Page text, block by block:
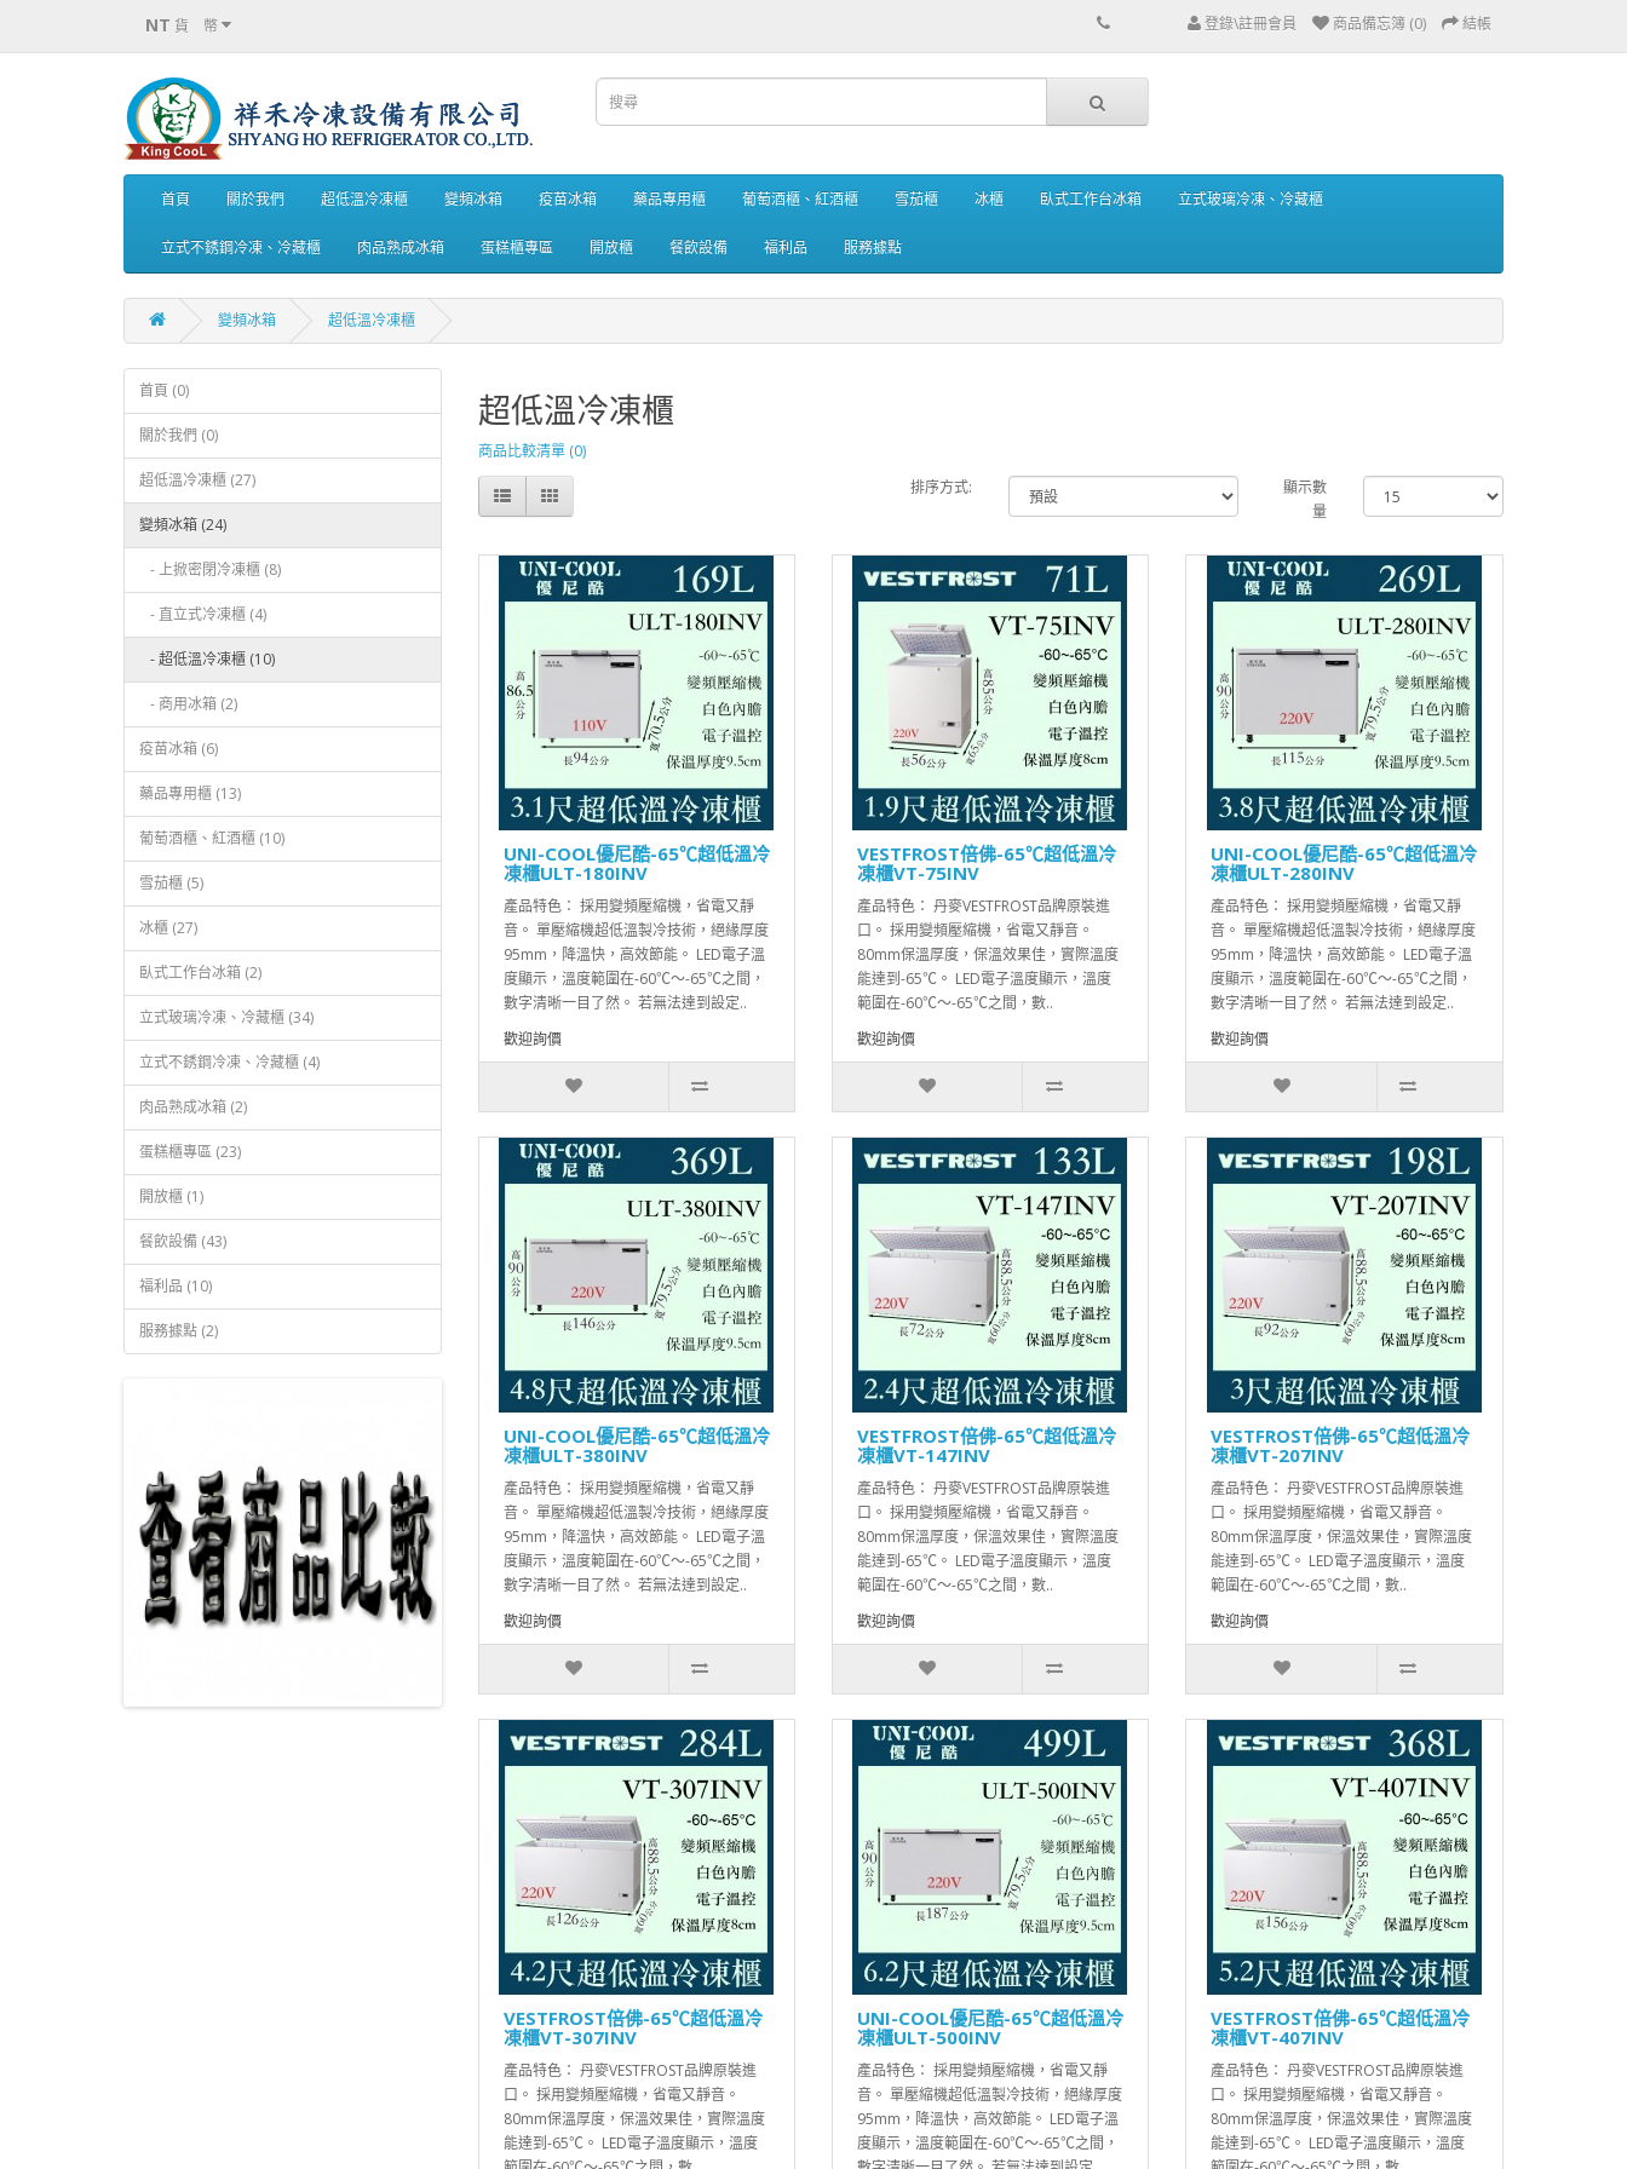
NT 貨 幣 登錄\註冊會員 商品備忘簿 (0) 結帳
首頁 關於我們 超低溫冷凍櫃 變頻冰箱 疫苗冰箱 藥品專用櫃 葡萄酒櫃、紅酒櫃 雪茄櫃 冰櫃 臥式工作台冰箱 立式玻璃冷凍、冷藏櫃
立式不銹鋼冷凍、冷藏櫃 肉品熟成冰箱 蛋糕櫃專區 開放櫃 餐飲設備 福利品 服務據點
變頻冰箱 超低溫冷凍櫃
首頁 (0)
關於我們 (0)
超低溫冷凍櫃 (27)
變頻冰箱 (24)
- 上掀密閉冷凍櫃 (8)
- 直立式冷凍櫃 (4)
- 超低溫冷凍櫃 (10)
- 商用冰箱 (2)
疫苗冰箱 (6)
藥品專用櫃 (13)
葡萄酒櫃、紅酒櫃 (10)
雪茄櫃 (5)
冰櫃 (27)
臥式工作台冰箱 (2)
立式玻璃冷凍、冷藏櫃 (34)
立式不銹鋼冷凍、冷藏櫃 (4)
肉品熟成冰箱 (2)
蛋糕櫃專區 (23)
開放櫃 (1)
餐飲設備 (43)
福利品 (10)
服務據點 (2)
超低溫冷凍櫃
商品比較清單 (0)
排序方式:
顯示數
量
UNI-COOL優尼酷-65℃超低溫冷
凍櫃ULT-180INV
產品特色： 採用變頻壓縮機，省電又靜
音。 單壓縮機超低溫製冷技術，絕緣厚度
95mm，降溫快，高效節能。 LED電子溫
度顯示，溫度範圍在-60℃～-65℃之間，
數字清晰一目了然。 若無法達到設定..
歡迎詢價
VESTFROST倍佛-65℃超低溫冷
凍櫃VT-75INV
產品特色： 丹麥VESTFROST品牌原裝進
口。 採用變頻壓縮機，省電又靜音。
80mm保溫厚度，保溫效果佳，實際溫度
能達到-65℃。 LED電子溫度顯示，溫度
範圍在-60℃～-65℃之間，數..
歡迎詢價
UNI-COOL優尼酷-65℃超低溫冷
凍櫃ULT-280INV
產品特色： 採用變頻壓縮機，省電又靜
音。 單壓縮機超低溫製冷技術，絕緣厚度
95mm，降溫快，高效節能。 LED電子溫
度顯示，溫度範圍在-60℃～-65℃之間，
數字清晰一目了然。 若無法達到設定..
歡迎詢價
UNI-COOL優尼酷-65℃超低溫冷
凍櫃ULT-380INV
產品特色： 採用變頻壓縮機，省電又靜
音。 單壓縮機超低溫製冷技術，絕緣厚度
95mm，降溫快，高效節能。 LED電子溫
度顯示，溫度範圍在-60℃～-65℃之間，
數字清晰一目了然。 若無法達到設定..
歡迎詢價
VESTFROST倍佛-65℃超低溫冷
凍櫃VT-147INV
產品特色： 丹麥VESTFROST品牌原裝進
口。 採用變頻壓縮機，省電又靜音。
80mm保溫厚度，保溫效果佳，實際溫度
能達到-65℃。 LED電子溫度顯示，溫度
範圍在-60℃～-65℃之間，數..
歡迎詢價
VESTFROST倍佛-65℃超低溫冷
凍櫃VT-207INV
產品特色： 丹麥VESTFROST品牌原裝進
口。 採用變頻壓縮機，省電又靜音。
80mm保溫厚度，保溫效果佳，實際溫度
能達到-65℃。 LED電子溫度顯示，溫度
範圍在-60℃～-65℃之間，數..
歡迎詢價
VESTFROST倍佛-65℃超低溫冷
凍櫃VT-307INV
產品特色： 丹麥VESTFROST品牌原裝進
口。 採用變頻壓縮機，省電又靜音。
80mm保溫厚度，保溫效果佳，實際溫度
能達到-65℃。 LED電子溫度顯示，溫度
UNI-COOL優尼酷-65℃超低溫冷
凍櫃ULT-500INV
產品特色： 採用變頻壓縮機，省電又靜
音。 單壓縮機超低溫製冷技術，絕緣厚度
95mm，降溫快，高效節能。 LED電子溫
度顯示，溫度範圍在-60℃～-65℃之間，
VESTFROST倍佛-65℃超低溫冷
凍櫃VT-407INV
產品特色： 丹麥VESTFROST品牌原裝進
口。 採用變頻壓縮機，省電又靜音。
80mm保溫厚度，保溫效果佳，實際溫度
能達到-65℃。 LED電子溫度顯示，溫度